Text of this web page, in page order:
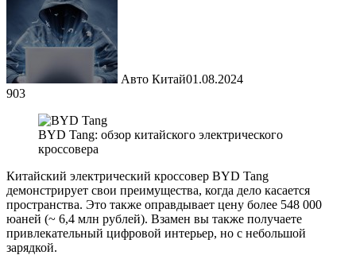
Авто Китай01.08.2024
903
BYD Tang: обзор китайского электрического
кроссовера
Китайский электрический кроссовер BYD Tang
демонстрирует свои преимущества, когда дело касается
пространства. Это также оправдывает цену более 548 000
юаней (~ 6,4 млн рублей). Взамен вы также получаете
привлекательный цифровой интерьер, но с небольшой
зарядкой.